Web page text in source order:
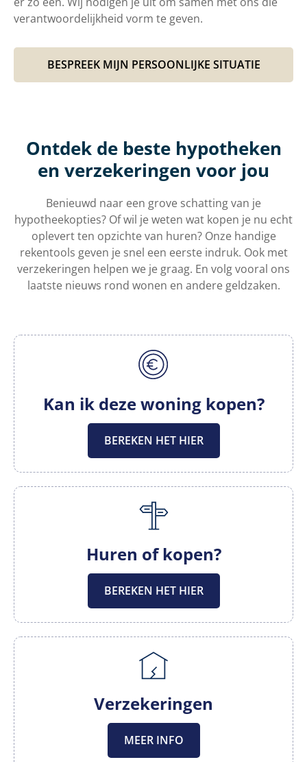
verantwoordelijkheid vorm te geven.
BESPREEK MIJN PERSOONLIJKE SITUATIE
Ontdek de beste hypotheken
en verzekeringen voor jou
Benieuwd naar een grove schatting van je
hypotheekopties? Of wil je weten wat kopen je nu echt
oplevert ten opzichte van huren? Onze handige
rekentools geven je snel een eerste indruk. Ook met
verzekeringen helpen we je graag. En volg vooral ons
laatste nieuws rond wonen en andere geldzaken.
Kan ik deze woning kopen?
BEREKEN HET HIER
Huren of kopen?
BEREKEN HET HIER
Verzekeringen
MEER INFO